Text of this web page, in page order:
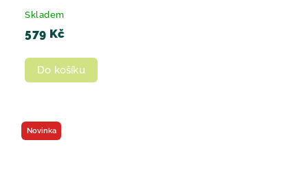
Skladem
579 Kč
Do košíku
Novinka